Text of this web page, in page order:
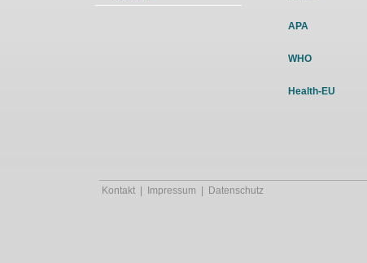
APA
WHO
Health-EU
Kontakt Impressum Datenschutz